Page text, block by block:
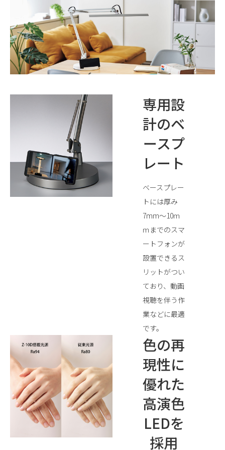
専用設
計のベ
ースプ
レート
ベースプレー
トには厚み
7mm～10ｍ
ｍまでのスマ
ートフォンが
設置できるス
リットがつい
ており、動画
視聴を伴う作
業などに最適
です。
色の再
現性に
優れた
高演色
LEDを
採用